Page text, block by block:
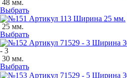
48 мм.
Выбрать
25 мм.
Выбрать
- 3
30 мм.
Выбрать